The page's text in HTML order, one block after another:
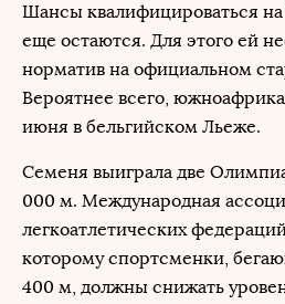
Шансы квалифицироваться
еще остаются. Для этого ей
норматив на официальном
Вероятнее всего,
июня в бельгийском Льеже.
Семеня выиграла две
000 м. Международная
легкоатлетических
которому спортсменки,
400 м, должны снижать